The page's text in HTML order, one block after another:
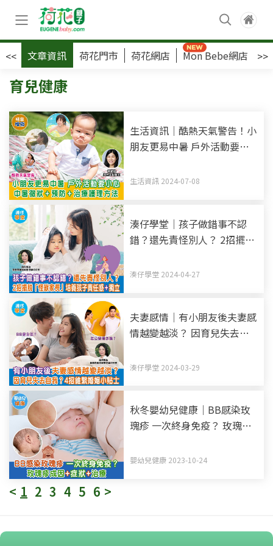
<< 文章資訊 荷花門市 荷花網店 Mon Bebe網店 >>
育兒健康
生活資訊｜酷熱天氣警告！小
朋友更易中暑 戶外活動要小
方法
生活資訊 2024-07-08
湊仔學堂｜孩子做錯事不認
錯？還先責怪別人？ 2招擺脫
+獨立
湊仔學堂 2024-04-27
夫妻感情｜有小朋友後夫妻感
情越變越淡？ 因育兒失去自
湊仔學堂 2024-03-29
秋冬嬰幼兒健康｜BB感染玫
瑰疹 一次終身免疫？ 玫瑰疹
嬰幼兒健康 2023-10-24
< 1 2 3 4 5 6 >